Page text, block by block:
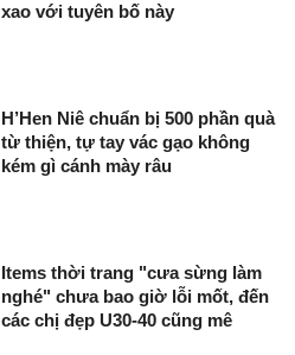
xao với tuyên bố này
H’Hen Niê chuẩn bị 500 phần quà
từ thiện, tự tay vác gạo không
kém gì cánh mày râu
Items thời trang "cưa sừng làm
nghé" chưa bao giờ lỗi mốt, đến
các chị đẹp U30-40 cũng mê